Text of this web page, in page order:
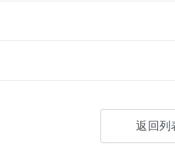
返回列